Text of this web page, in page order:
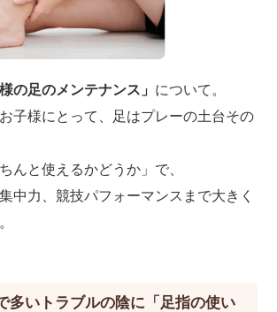
の足のメンテナンス」 について。
子様にとって、足はプレーの土台その
んと使えるかどうか」で、
中力、競技パフォーマンスまで大きく
多いトラブルの陰に「足指の使い